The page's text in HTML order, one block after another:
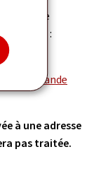
par voie
suivante :
Fiche demande
à une adresse
pas traitée.